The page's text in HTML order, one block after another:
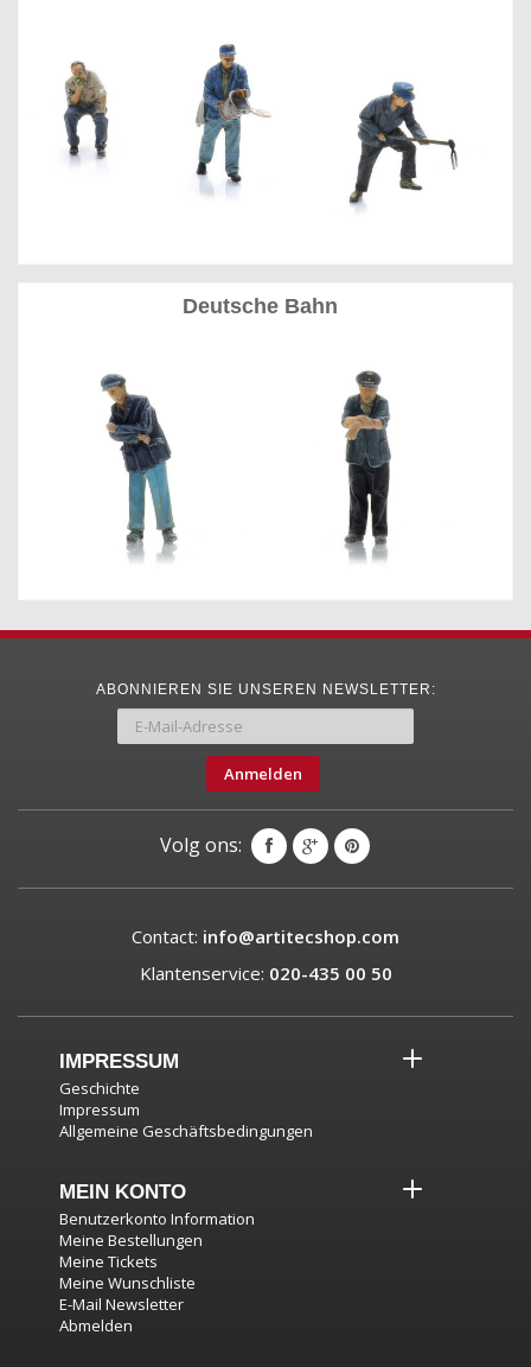
Deutsche Bahn
ABONNIEREN SIE UNSEREN NEWSLETTER:
Anmelden
Volg ons:
Contact: info@artitecshop.com
Klantenservice: 020-435 00 50
IMPRESSUM
Geschichte
Impressum
Allgemeine Geschäftsbedingungen
MEIN KONTO
Benutzerkonto Information
Meine Bestellungen
Meine Tickets
Meine Wunschliste
E-Mail Newsletter
Abmelden